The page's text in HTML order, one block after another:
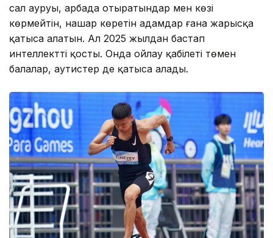
сал ауруы, арбада отыратындар мен көзі
көрмейтін, нашар көретін адамдар ғана жарысқа
қатыса алатын. Ал 2025 жылдан бастап
интеллектті қосты. Онда ойлау қабілеті төмен
балалар, аутистер де қатыса алады.